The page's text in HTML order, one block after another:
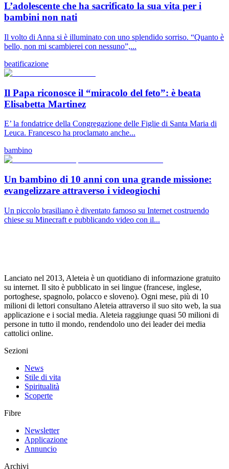
L’adolescente che ha sacrificato la sua vita per i
bambini non nati
Il volto di Anna si è illuminato con uno splendido sorriso. “Quanto è
bello, non mi scambierei con nessuno”,...
beatificazione
Il Papa riconosce il “miracolo del feto”: è beata
Elisabetta Martinez
E’ la fondatrice della Congregazione delle Figlie di Santa Maria di
Leuca. Francesco ha proclamato anche...
bambino
Un bambino di 10 anni con una grande missione:
evangelizzare attraverso i videogiochi
Un piccolo brasiliano è diventato famoso su Internet costruendo
chiese su Minecraft e pubblicando video con il...
Lanciato nel 2013, Aleteia è un quotidiano di informazione gratuito
su internet. Il sito è pubblicato in sei lingue (francese, inglese,
portoghese, spagnolo, polacco e sloveno). Ogni mese, più di 10
milioni di lettori consultano Aleteia attraverso il suo sito web, la sua
applicazione e i social media. Aleteia raggiunge quasi 50 milioni di
persone in tutto il mondo, rendendolo uno dei leader dei media
cattolici online.
Sezioni
News
Stile di vita
Spiritualità
Scoperte
Fibre
Newsletter
Applicazione
Annuncio
Archivi